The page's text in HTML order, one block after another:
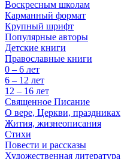
Воскресным школам
Карманный формат
Крупный шрифт
Популярные авторы
Детские книги
Православные книги
0 – 6 лет
6 – 12 лет
12 – 16 лет
Священное Писание
О вере, Церкви, праздниках
Жития, жизнеописания
Стихи
Повести и рассказы
Художественная литература